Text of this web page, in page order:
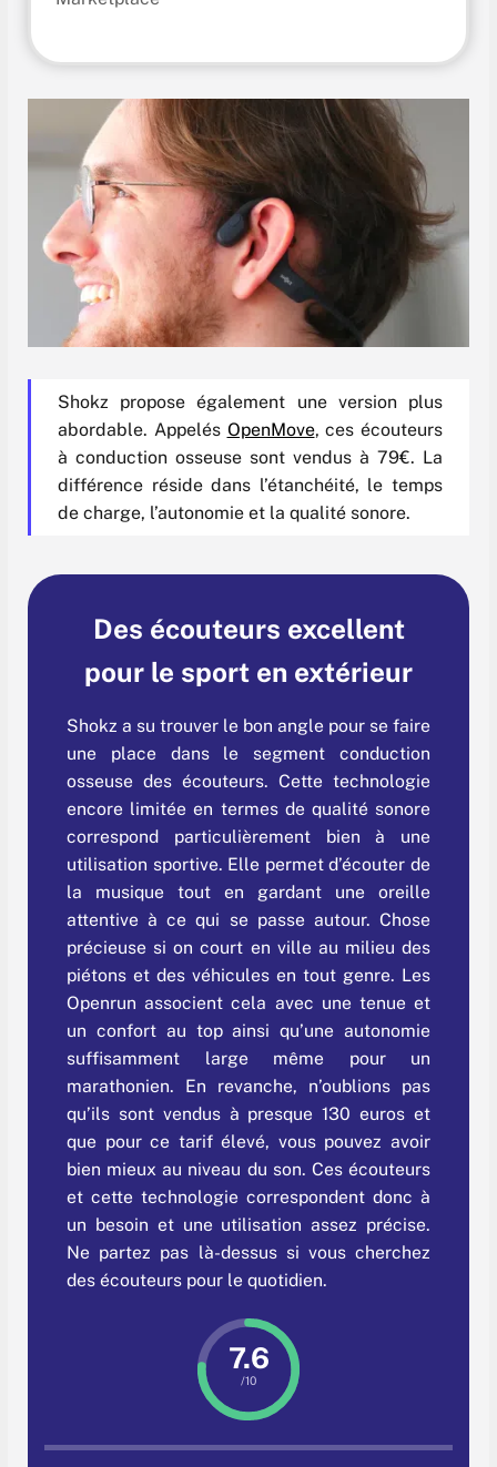
Shokz propose également une version plus
abordable. Appelés OpenMove, ces écouteurs
à conduction osseuse sont vendus à 79€. La
différence réside dans l’étanchéité, le temps
de charge, l’autonomie et la qualité sonore.
7.6
/10
Des écouteurs excellent
pour le sport en extérieur
Shokz a su trouver le bon angle pour se faire
une place dans le segment conduction
osseuse des écouteurs. Cette technologie
encore limitée en termes de qualité sonore
correspond particulièrement bien à une
utilisation sportive. Elle permet d’écouter de
la musique tout en gardant une oreille
attentive à ce qui se passe autour. Chose
précieuse si on court en ville au milieu des
piétons et des véhicules en tout genre. Les
Openrun associent cela avec une tenue et
un confort au top ainsi qu’une autonomie
suffisamment large même pour un
marathonien. En revanche, n’oublions pas
qu’ils sont vendus à presque 130 euros et
que pour ce tarif élevé, vous pouvez avoir
bien mieux au niveau du son. Ces écouteurs
et cette technologie correspondent donc à
un besoin et une utilisation assez précise.
Ne partez pas là-dessus si vous cherchez
des écouteurs pour le quotidien.